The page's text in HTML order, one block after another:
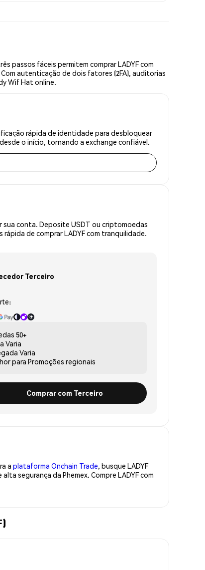
passos fáceis permitem comprar LADYF com
autenticação de dois fatores (2FA), auditorias
Wif Hat online.
rápida de identidade para desbloquear
o início, tornando a exchange confiável.
conta. Deposite USDT ou criptomoedas
de comprar LADYF com tranquilidade.
Terceiro
50+
Varia
Varia
para Promoções regionais
Comprar com Terceiro
a plataforma Onchain Trade, busque LADYF
segurança da Phemex. Compre LADYF com